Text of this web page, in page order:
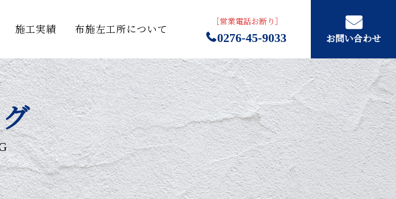
施工実績 布施左工所について
［営業電話お断り］
0276-45-9033 お問い合わせ